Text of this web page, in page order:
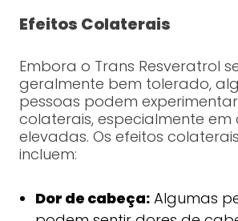
Efeitos Colaterais
Embora o Trans Resveratrol
geralmente bem tolerado,
pessoas podem
colaterais, especialmente em
elevadas. Os efeitos
incluem:
Dor de cabeça:Algumas